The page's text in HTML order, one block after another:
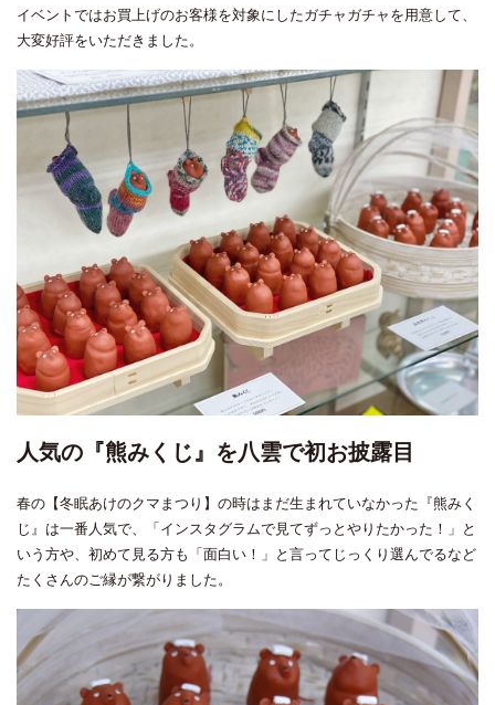
イベントではお買上げのお客様を対象にしたガチャガチャを用意して、
大変好評をいただきました。
人気の『熊みくじ』を八雲で初お披露目
春の【冬眠あけのクマまつり】の時はまだ生まれていなかった『熊みく
じ』は一番人気で、「インスタグラムで見てずっとやりたかった！」と
いう方や、初めて見る方も「面白い！」と言ってじっくり選んでるなど
たくさんのご縁が繋がりました。